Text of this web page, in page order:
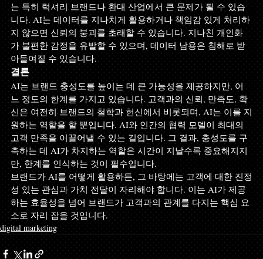
는 특히 럭셔리 브랜드나 환대 산업에서 큰 문제가 될 수 있습
니다. AI는 데이터를 지나치게 활용하거나 책임감 있게 처리하
지 않으면 신뢰의 붕괴를 초래할 수 있습니다. 지나친 개인화
가 불편한 감정을 유발할 수 있으며, 데이터 남용은 침해로 받
아들여질 수 있습니다.
결론
AI는 브랜드 충성도를 높이는 데 큰 가능성을 제공하지만, 어
느 정도의 한계를 가지고 있습니다. 고객과의 신뢰, 만족도, 확
신은 여전히 브랜드의 철학과 헌신에서 비롯되며, AI는 이를 지
원하는 역할을 할 뿐입니다. AI와 인간의 협력 모델이 최대의
고객 만족을 이끌어낼 수 있는 길입니다. 그 결과, 충성도를 구
축하는 데 AI가 차지하는 역할은 시간이 지날수록 중요해지지
만, 한계를 인식하는 것이 필수입니다.
브랜드가 AI를 어떻게 활용하든, 그 바탕에는 고객에 대한 진정
성 있는 관심과 가치 전달이 자리해야 합니다. 이는 AI가 제공
하는 효율성을 넘어 브랜드가 고객과의 관계를 다지는 핵심 요
소로 자리 잡을 것입니다.
digital marketing